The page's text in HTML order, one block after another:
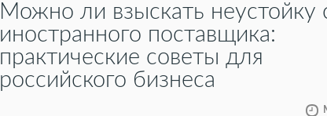
Можно ли взыскать неустойку
иностранного поставщика:
практические советы для
российского бизнеса